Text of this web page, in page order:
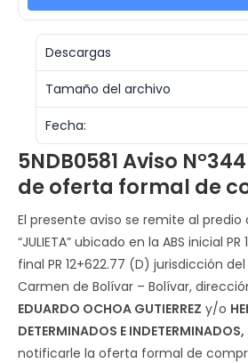
Descargas
Tamaño del archivo
Fecha:
5NDB0581 Aviso
de oferta formal de
El presente aviso se remite al
“JULIETA” ubicado en la ABS inicial
final PR 12+622.77 (D) jurisdicción
Carmen de Bolívar – Bolívar,
EDUARDO OCHOA GUTIERREZ y/o
DETERMINADOS E INDETERMINADOS,
notificarle la oferta formal de